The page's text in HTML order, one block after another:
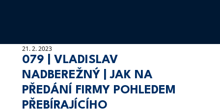
079 | VLADISLAV
NADBEREŽNÝ | JAK NA
PŘEDÁNÍ FIRMY POHLEDEM
PŘEBÍRAJÍCÍHO
21. 2. 2023